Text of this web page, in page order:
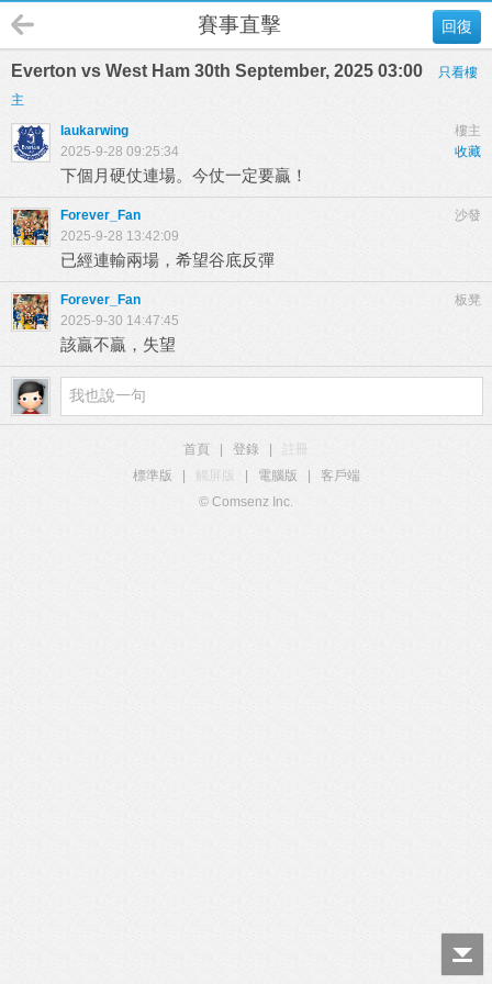
回復
賽事直擊
Everton vs West Ham 30th September, 2025 03:00
只看樓
主
樓主
laukarwing
收藏
2025-9-28 09:25:34
下個月硬仗連場。今仗一定要贏！
沙發
Forever_Fan
2025-9-28 13:42:09
已經連輸兩場，希望谷底反彈
板凳
Forever_Fan
2025-9-30 14:47:45
該贏不贏，失望
首頁 登錄
標準版
觸屏版 電腦版
客戶端
© Comsenz Inc.